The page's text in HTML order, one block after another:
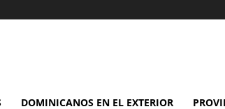
DOMINICANOS EN EL EXTERIOR